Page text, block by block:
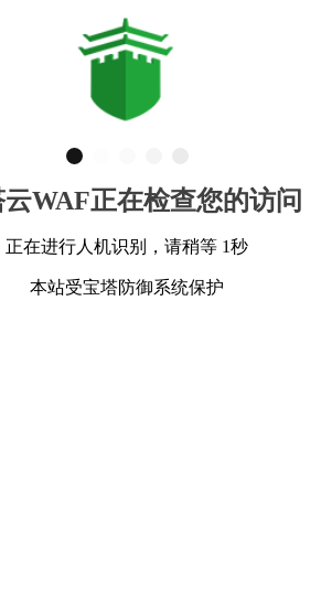
WAF正在检查您的访问
正在进行人机识别，请稍等 1秒
本站受宝塔防御系统保护